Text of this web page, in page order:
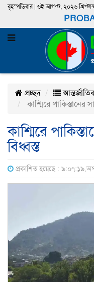
বৃহস্পতিবার | ৬ই আগস্ট, ২০২৬
প্রচ্ছদ
কাশ্মিরে পাকিস্তানের
কাশ্মিরে
বিধ্বস্ত
প্রকাশিত হয়েছে :